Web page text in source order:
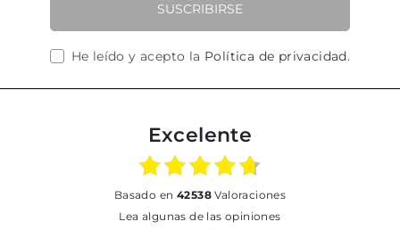
SUSCRIBIRSE
He leído y acepto la Política de privacidad.
Excelente
basado en 42538Valoraciones
Lea algunas de las opiniones